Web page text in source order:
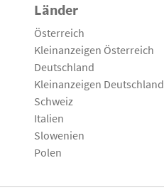
Länder
Österreich
Kleinanzeigen Österreich
Deutschland
Kleinanzeigen Deutschland
Schweiz
Italien
Slowenien
Polen